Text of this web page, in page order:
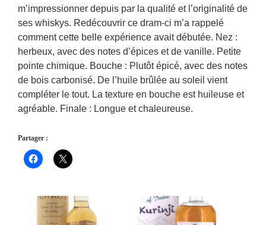
m’impressionner depuis par la qualité et l’originalité de
ses whiskys. Redécouvrir ce dram-ci m’a rappelé
comment cette belle expérience avait débutée. Nez :
herbeux, avec des notes d’épices et de vanille. Petite
pointe chimique. Bouche : Plutôt épicé, avec des notes
de bois carbonisé. De l’huile brûlée au soleil vient
compléter le tout. La texture en bouche est huileuse et
agréable. Finale : Longue et chaleureuse.
Partager :